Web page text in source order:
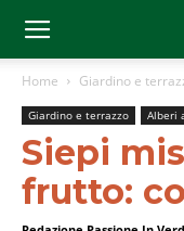
Home Giardino e
Giardino e terrazzo Alberi
Siepi
frutto: